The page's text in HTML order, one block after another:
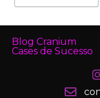
Blog Cranium
Cases de Sucesso